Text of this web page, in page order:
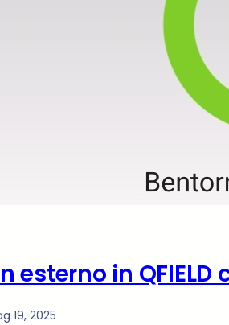
esterno in QFIELD
19, 2025